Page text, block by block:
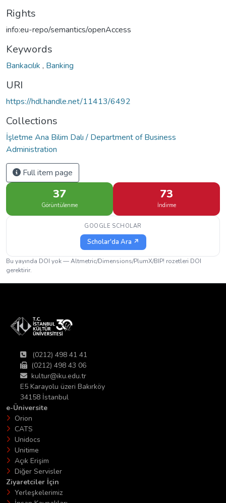
Rights
info:eu-repo/semantics/openAccess
Keywords
Bankacılık , Banking
URI
https://hdl.handle.net/11413/6492
Collections
İşletme Ana Bilim Dalı / Department of Business
Administration
Full item page
37
Görüntülenme
73
İndirme
GOOGLE SCHOLAR
Scholar'da Ara ↗
Bu yayında DOI yok — Altmetric/Dimensions/PlumX/BIP! rozetleri DOI
gerektirir.
(0212) 498 41 41
(0212) 498 43 06
kultur@iku.edu.tr
E5 Karayolu üzeri Bakırköy
34158 İstanbul
e-Üniversite
Orion
CATS
Unidocs
Unitime
Açık Erişim
Diğer Servisler
Ziyaretciler İçin
Yerleşkelerimiz